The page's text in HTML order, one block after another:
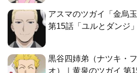
アスマのツガイ「金烏
第15話「ユルとダンジ」
黒谷四姉弟（ナツキ・
オ）｜黄泉のツガイ 第